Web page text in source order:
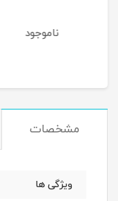
ناموجود
مشخصات
ویژگی ها